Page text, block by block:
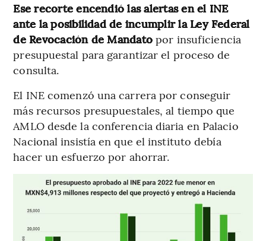
Ese recorte encendió las alertas en el INE
ante la posibilidad de incumplir la Ley Federal
de Revocación de Mandato por insuficiencia
presupuestal para garantizar el proceso de
consulta.
El INE comenzó una carrera por conseguir
más recursos presupuestales, al tiempo que
AMLO desde la conferencia diaria en Palacio
Nacional insistía en que el instituto debía
hacer un esfuerzo por ahorrar.